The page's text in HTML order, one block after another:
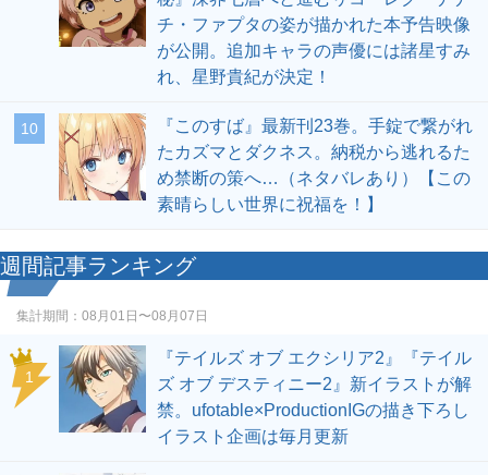
チ・ファプタの姿が描かれた本予告映像
が公開。追加キャラの声優には諸星すみ
れ、星野貴紀が決定！
10
『このすば』最新刊23巻。手錠で繋がれ
たカズマとダクネス。納税から逃れるた
め禁断の策へ…（ネタバレあり）【この
素晴らしい世界に祝福を！】
週間記事ランキング
集計期間： 08月01日〜08月07日
1
『テイルズ オブ エクシリア2』『テイル
ズ オブ デスティニー2』新イラストが解
禁。ufotable×ProductionIGの描き下ろし
イラスト企画は毎月更新